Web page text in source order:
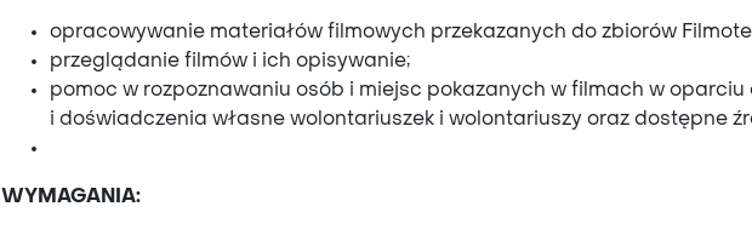
opracowywanie materiałów filmowych przekazanych do zbiorów
przeglądanie filmów i ich opisywanie;
pomoc w rozpoznawaniu osób i miejsc pokazanych w filmach w oparciu
i doświadczenia własne wolontariuszek i wolontariuszy oraz dostępne
WYMAGANIA: